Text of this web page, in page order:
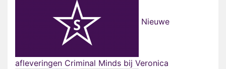
Nieuwe
afleveringen Criminal Minds bij Veronica